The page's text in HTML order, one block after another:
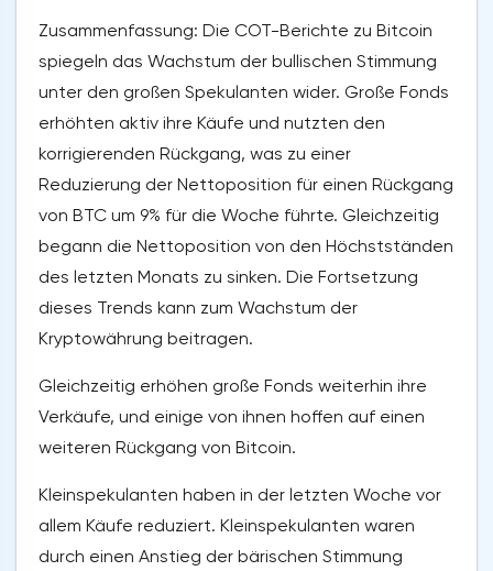
Zusammenfassung: Die COT-Berichte zu Bitcoin
spiegeln das Wachstum der bullischen Stimmung
unter den großen Spekulanten wider. Große Fonds
erhöhten aktiv ihre Käufe und nutzten den
korrigierenden Rückgang, was zu einer
Reduzierung der Nettoposition für einen Rückgang
von BTC um 9% für die Woche führte. Gleichzeitig
begann die Nettoposition von den Höchstständen
des letzten Monats zu sinken. Die Fortsetzung
dieses Trends kann zum Wachstum der
Kryptowährung beitragen.
Gleichzeitig erhöhen große Fonds weiterhin ihre
Verkäufe, und einige von ihnen hoffen auf einen
weiteren Rückgang von Bitcoin.
Kleinspekulanten haben in der letzten Woche vor
allem Käufe reduziert. Kleinspekulanten waren
durch einen Anstieg der bärischen Stimmung